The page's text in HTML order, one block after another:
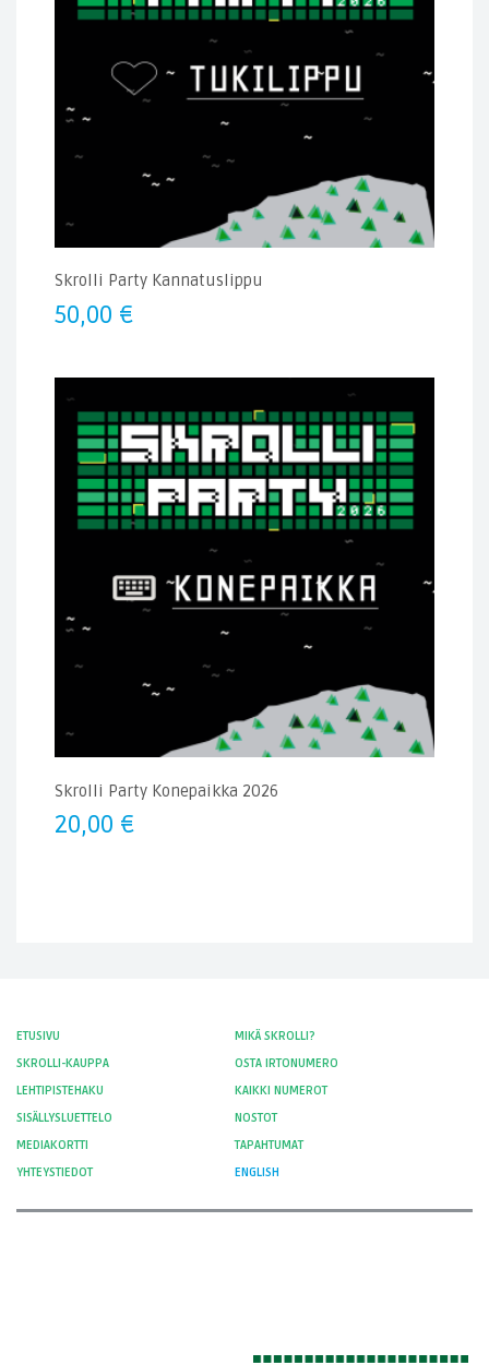
Skrolli Party Kannatuslippu
50,00 €
Skrolli Party Konepaikka 2026
20,00 €
ETUSIVU
MIKÄ SKROLLI?
SKROLLI-KAUPPA
OSTA IRTONUMERO
LEHTIPISTEHAKU
KAIKKI NUMEROT
SISÄLLYSLUETTELO
NOSTOT
MEDIAKORTTI
TAPAHTUMAT
YHTEYSTIEDOT
ENGLISH